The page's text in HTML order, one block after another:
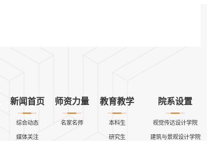
新闻首页
综合动态
媒体关注
师资力量
名家名师
教育教学
本科生
研究生
院系设置
视觉传达设计学院
建筑与景观设计学院